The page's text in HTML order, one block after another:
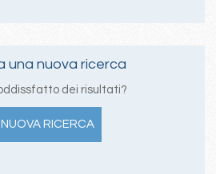
una nuova ricerca
dei risultati?
NUOVA RICERCA